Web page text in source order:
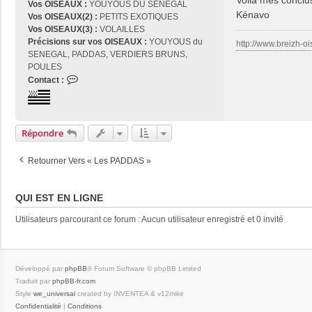
Vos OISEAUX : YOUYOUS DU SENEGAL
Vos OISEAUX(2) : PETITS EXOTIQUES
Vos OISEAUX(3) : VOLAILLES
Précisions sur vos OISEAUX : YOUYOUS du
SENEGAL, PADDAS, VERDIERS BRUNS,
POULES
Contact :
a
c
e
o
s
Kénavo
http://www.breizh-
Répondre
Retourner Vers « Les PADDAS »
QUI EST EN LIGNE
Utilisateurs parcourant ce forum : Aucun utilisateur enregistré et 0 invité
Développé par phpBB® Forum Software © phpBB Limited
Traduit par phpBB-fr.com
Style we_universal created by INVENTEA & v12mike
Confidentialité | Conditions